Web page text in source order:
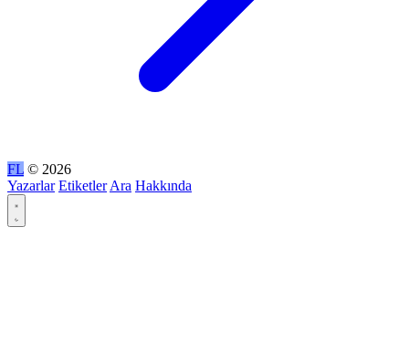
FL © 2026
Yazarlar Etiketler Ara Hakkında